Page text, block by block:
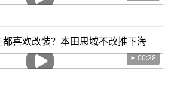
00:28
喜欢改装？本田思域不改推下海